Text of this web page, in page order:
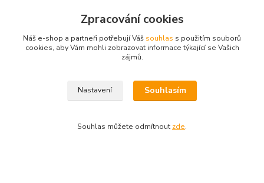
+420 608 942 360
Zpracování cookies
Náš e-shop a partneři potřebují Váš souhlas s použitím souborů
cookies, aby Vám mohli zobrazovat informace týkající se Vašich
zájmů.
Nastavení Souhlasím
Souhlas můžete odmítnout zde.